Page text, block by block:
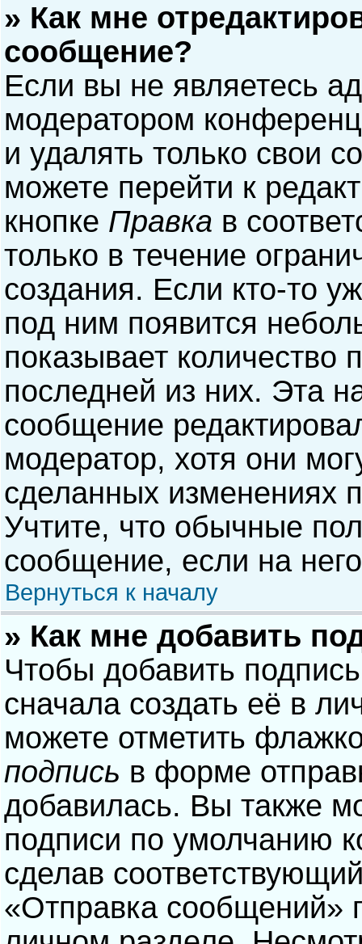
» Как мне
сообщение?
Если вы не являетесь
модератором
и удалять только свои
можете перейти к
кнопке Правка в
только в течение
создания. Если кто-то
под ним появится
показывает количество
последней из них. Эта
сообщение
модератор, хотя они
сделанных изменениях
Учтите, что обычные
сообщение, если на
Вернуться к началу
» Как мне добавить
Чтобы добавить
сначала создать её в
можете отметить
подпись в форме
добавилась. Вы также
подписи по умолчанию
сделав
«Отправка сообщений»